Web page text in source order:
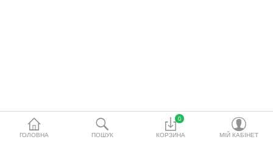
ГОЛОВНА ПОШУК
0
КОРЗИНА МІЙ КАБІНЕТ